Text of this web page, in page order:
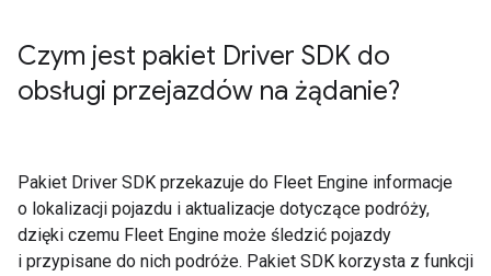
Czym jest pakiet Driver SDK do
obsługi przejazdów na żądanie?
Pakiet Driver SDK przekazuje do Fleet Engine informacje
o lokalizacji pojazdu i aktualizacje dotyczące podróży,
dzięki czemu Fleet Engine może śledzić pojazdy
i przypisane do nich podróże. Pakiet SDK korzysta z funkcji